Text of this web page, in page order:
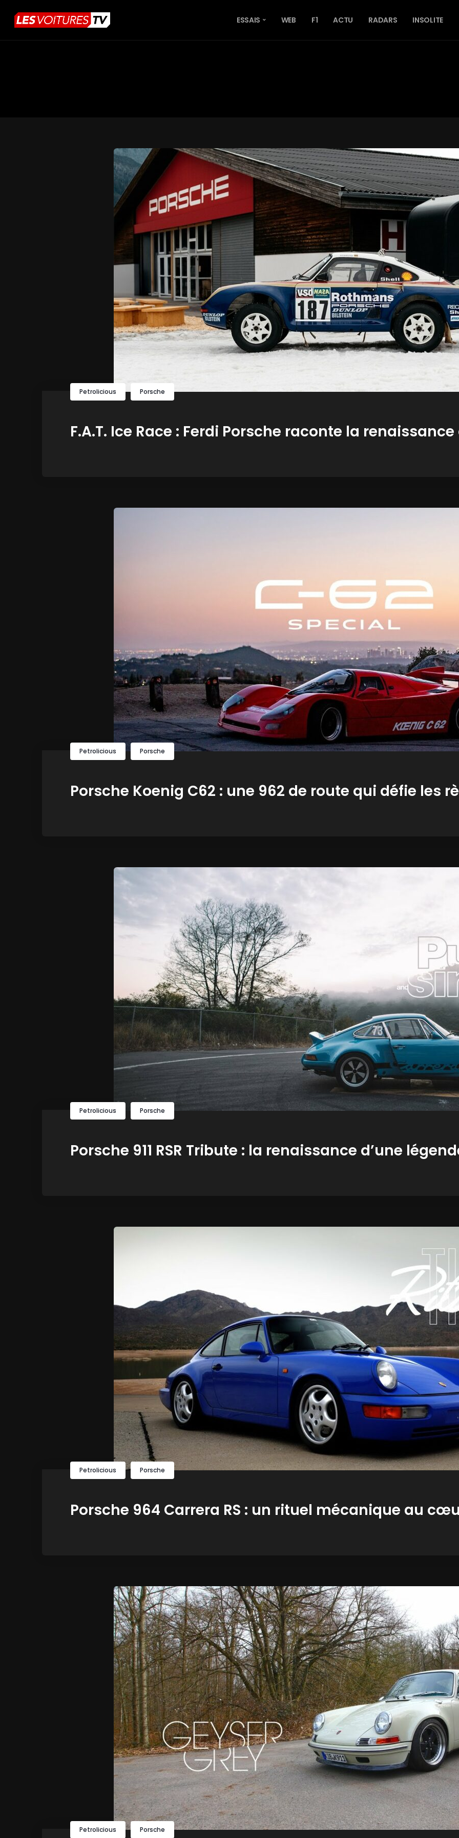
ESSAIS WEB F1 ACTU RADARS INSOLITE
Petrolicious Porsche
F.A.T. Ice Race : Ferdi Porsche raconte la
Petrolicious Porsche
Porsche Koenig C62 : une 962 de route qui défie les
Petrolicious Porsche
Porsche 911 RSR Tribute : la renaissance d’une
Petrolicious Porsche
Porsche 964 Carrera RS : un rituel mécanique au
Petrolicious Porsche